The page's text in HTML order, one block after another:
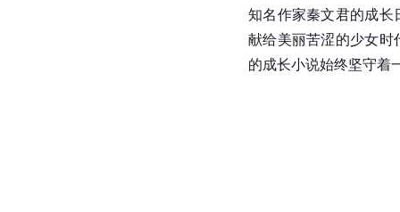
知名作家秦文君的成长
献给美丽苦涩的少女时
的成长小说始终坚守着